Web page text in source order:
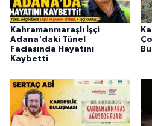
Kahramanmaraşlı İşçi
Adana'daki Tünel
Faciasında Hayatını
Kaybetti
YARIŞMALAR
TANITIM
HABERDE İNSAN